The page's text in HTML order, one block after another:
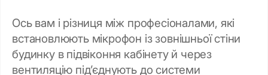
Ось вам і різниця між професіоналами, які
встановлюють мікрофон із зовнішньої стіни
будинку в підвіконня кабінету й через
вентиляцію під’єднують до системи